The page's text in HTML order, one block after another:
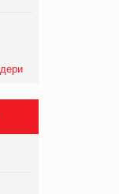
«УкраМарин»